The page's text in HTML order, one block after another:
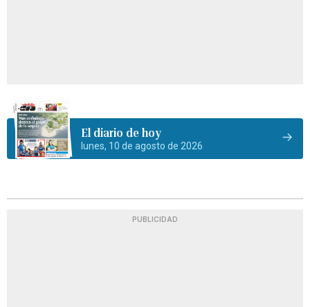
El diario de hoy
lunes, 10 de agosto de 2026
PUBLICIDAD